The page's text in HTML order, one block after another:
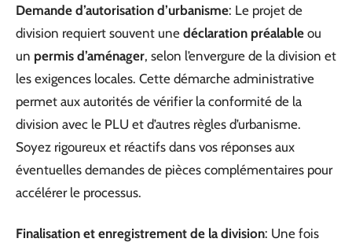
Demande d’autorisation d’urbanisme: Le projet de
division requiert souvent une déclaration préalable ou
un permis d’aménager, selon l’envergure de la division et
les exigences locales. Cette démarche administrative
permet aux autorités de vérifier la conformité de la
division avec le PLU et d’autres règles d’urbanisme.
Soyez rigoureux et réactifs dans vos réponses aux
éventuelles demandes de pièces complémentaires pour
accélérer le processus.
Finalisation et enregistrement de la division: Une fois